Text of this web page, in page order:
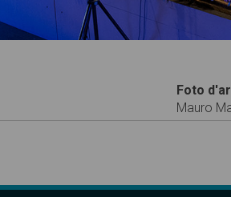
Foto
Mauro